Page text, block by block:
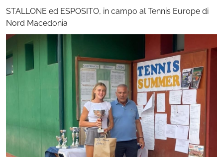
STALLONE ed ESPOSITO, in campo al Tennis Europe di
Nord Macedonia